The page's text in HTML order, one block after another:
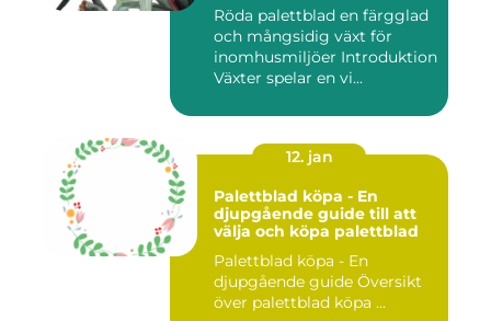
Röda palettblad en färgglad
och mångsidig växt för
inomhusmiljöer Introduktion
Växter spelar en vi...
12. jan
Palettblad köpa - En
djupgående guide till att
välja och köpa palettblad
Palettblad köpa - En
djupgående guide Översikt
över palettblad köpa ...